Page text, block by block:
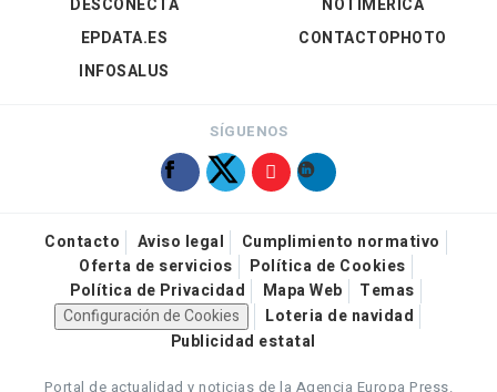
DESCONECTA
EPDATA.ES
INFOSALUS
NOTIMÉRICA
CONTACTOPHOTO
SÍGUENOS
Contacto Aviso legal
Cumplimiento normativo
Oferta de servicios
Política de Cookies
Política de Privacidad
Mapa Web
Temas
Configuración de Cookies
Loteria de navidad
Publicidad estatal
Portal de actualidad y noticias de la Agencia Europa Press.